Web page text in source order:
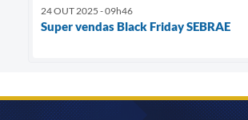
24 OUT 2025 - 09h46
Super vendas Black Friday SEBRAE